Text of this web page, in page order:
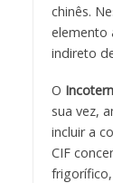
chinês.
elemento
indireto
O
sua vez,
incluir a
CIF